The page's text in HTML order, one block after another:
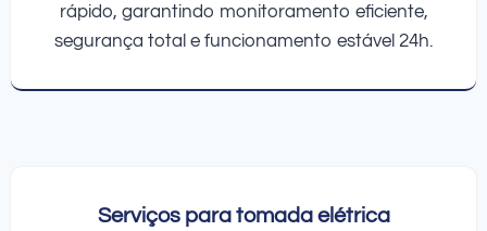
rápido, garantindo monitoramento eficiente,
segurança total e funcionamento estável 24h.
Serviços para tomada elétrica